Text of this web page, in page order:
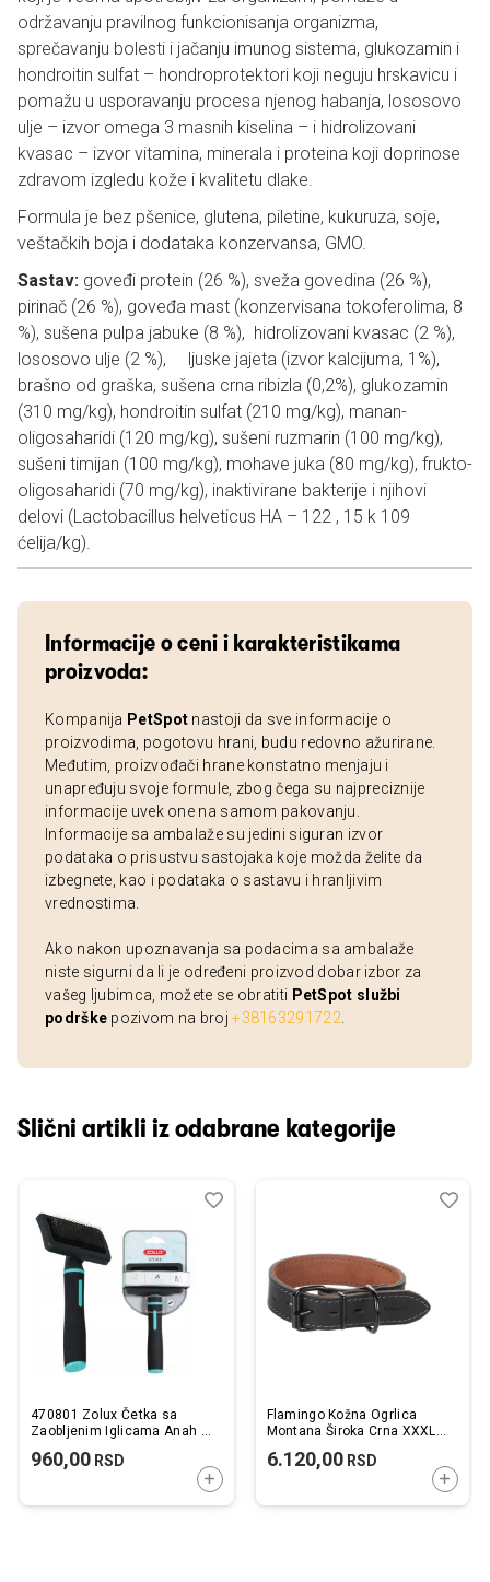
održavanju pravilnog funkcionisanja organizma,
sprečavanju bolesti i jačanju imunog sistema, glukozamin i
hondroitin sulfat – hondroprotektori koji neguju hrskavicu i
pomažu u usporavanju procesa njenog habanja, lososovo
ulje – izvor omega 3 masnih kiselina – i hidrolizovani
kvasac – izvor vitamina, minerala i proteina koji doprinose
zdravom izgledu kože i kvalitetu dlake.
Formula je bez pšenice, glutena, piletine, kukuruza, soje,
veštačkih boja i dodataka konzervansa, GMO.
Sastav: goveđi protein (26 %), sveža govedina (26 %),
pirinač (26 %), goveđa mast (konzervisana tokoferolima, 8
%), sušena pulpa jabuke (8 %), hidrolizovani kvasac (2 %),
lososovo ulje (2 %), ljuske jajeta (izvor kalcijuma, 1%),
brašno od graška, sušena crna ribizla (0,2%), glukozamin
(310 mg/kg), hondroitin sulfat (210 mg/kg), manan-
oligosaharidi (120 mg/kg), sušeni ruzmarin (100 mg/kg),
sušeni timijan (100 mg/kg), mohave juka (80 mg/kg), frukto-
oligosaharidi (70 mg/kg), inaktivirane bakterije i njihovi
delovi (Lactobacillus helveticus HA – 122 , 15 k 109
ćelija/kg).
Informacije o ceni i karakteristikama
proizvoda:
Kompanija PetSpot nastoji da sve informacije o
proizvodima, pogotovu hrani, budu redovno ažurirane.
Međutim, proizvođači hrane konstatno menjaju i
unapređuju svoje formule, zbog čega su najpreciznije
informacije uvek one na samom pakovanju.
Informacije sa ambalaže su jedini siguran izvor
podataka o prisustvu sastojaka koje možda želite da
izbegnete, kao i podataka o sastavu i hranljivim
vrednostima.
Ako nakon upoznavanja sa podacima sa ambalaže
niste sigurni da li je određeni proizvod dobar izbor za
vašeg ljubimca, možete se obratiti PetSpot službi
podrške pozivom na broj+38163291722
Slični artikli iz odabrane kategorije
470801 Zolux Četka sa
Zaobljenim Iglicama Anah M
960,00 RSD
DODAJTE U KORPU
Dodaj
Uporedi
Flamingo Kožna Ogrlica
Montana Široka Crna XXXL
6.120,00RSD